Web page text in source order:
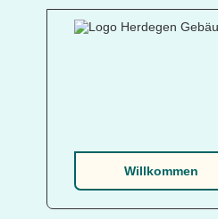
Willkommen